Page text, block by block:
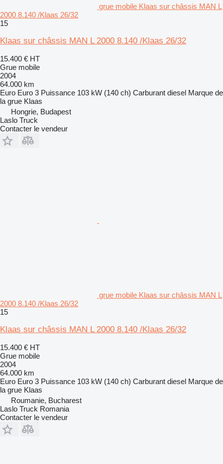
grue mobile Klaas sur châssis MAN L
2000 8.140 /Klaas 26/32
15
Klaas sur châssis MAN L 2000 8.140 /Klaas 26/32
15.400 € HT
Grue mobile
2004
64.000 km
Euro Euro 3 Puissance 103 kW (140 ch) Carburant diesel Marque de
la grue Klaas
Hongrie, Budapest
Laslo Truck
Contacter le vendeur
grue mobile Klaas sur châssis MAN L
2000 8.140 /Klaas 26/32
15
Klaas sur châssis MAN L 2000 8.140 /Klaas 26/32
15.400 € HT
Grue mobile
2004
64.000 km
Euro Euro 3 Puissance 103 kW (140 ch) Carburant diesel Marque de
la grue Klaas
Roumanie, Bucharest
Laslo Truck Romania
Contacter le vendeur